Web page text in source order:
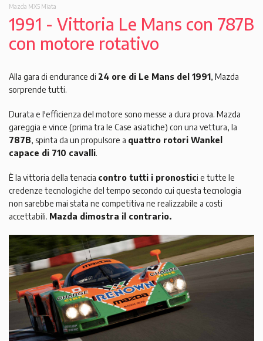
Mazda MX5 Miata
1991 - Vittoria Le Mans con 787B
con motore rotativo
Alla gara di endurance di 24 ore di Le Mans del 1991, Mazda
sorprende tutti.
Durata e l'efficienza del motore sono messe a dura prova. Mazda
gareggia e vince (prima tra le Case asiatiche) con una vettura, la
787B, spinta da un propulsore a quattro rotori Wankel
capace di 710 cavalli.
È la vittoria della tenacia contro tutti i pronostici e tutte le
credenze tecnologiche del tempo secondo cui questa tecnologia
non sarebbe mai stata ne competitiva ne realizzabile a costi
accettabili. Mazda dimostra il contrario.